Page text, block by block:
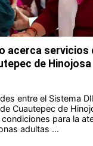
acerca servicios
de Hinojosa
entre el Sistema
Cuautepec de
para la
adultas ...